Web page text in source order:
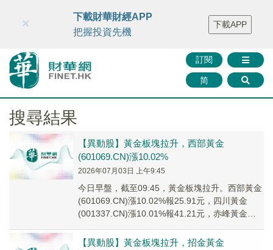
財華智庫網 FINTV FINMETA 財華證券 媒體矩陣
智庫沙龍
聯絡我們
訂閱
简
×
下載財華財經APP
把握投資先機
下載APP
搜尋結果
【異動股】黃金板塊拉升，西部黃金
(601069.CN)漲10.02%
2026年07月03日 上午9:45
今日早盤，截至09:45，黃金板塊拉升。西部黃金
(601069.CN)漲10.02%報25.91元，四川黃金
(001337.CN)漲10.01%報41.21元，赤峰黃金
【異動股】黃金板塊拉升，招金黃金